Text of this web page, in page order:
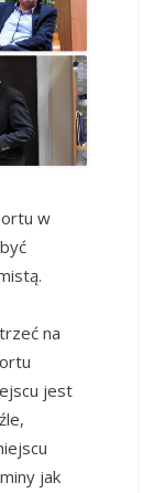
w
na
jest
jak